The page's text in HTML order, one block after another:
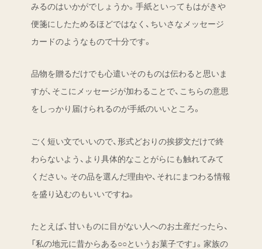
みるのはいかがでしょうか。手紙といってもはがきや
便箋にしたためるほどではなく、ちいさなメッセージ
カードのようなもので十分です。
品物を贈るだけでも心遣いそのものは伝わると思いま
すが、そこにメッセージが加わることで、こちらの意思
をしっかり届けられるのが手紙のいいところ。
ごく短い文でいいので、形式どおりの挨拶文だけで終
わらないよう、より具体的なことがらにも触れてみて
ください。その品を選んだ理由や、それにまつわる情報
を盛り込むのもいいですね。
たとえば、甘いものに目がない人へのお土産だったら、
「私の地元に昔からある○○というお菓子です」。家族の